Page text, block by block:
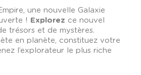
une nouvelle Galaxie
! Explorez ce nouvel
trésors et de mystères.
en planète, constituez votre
l’explorateur le plus riche